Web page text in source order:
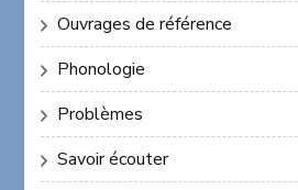
Ouvrages de référence
Phonologie
Problèmes
Savoir écouter